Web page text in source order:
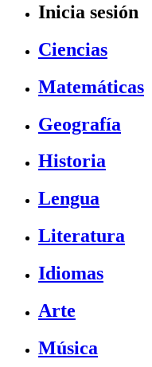
Inicia sesión
Ciencias
Matemáticas
Geografía
Historia
Lengua
Literatura
Idiomas
Arte
Música